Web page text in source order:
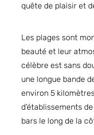
quête de plaisir et
Les plages sont
beauté et leur
célèbre est sans
une longue bande
environ 5
d’établissements
bars le long de la